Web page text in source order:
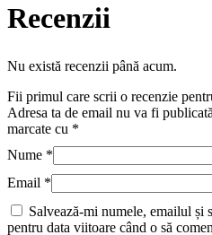
Recenzii
Nu există recenzii până acum.
Fii primul care scrii o recenzie
Adresa ta de email nu va fi
marcate cu *
Nume *
Email *
Salvează-mi numele, emailul și
pentru data viitoare când o să